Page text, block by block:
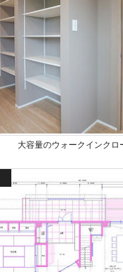
大容量のウォークインクロ